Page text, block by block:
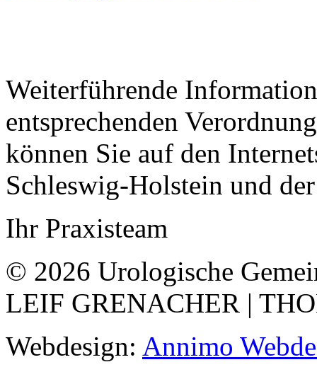
Weiterführende
entsprechenden
können Sie auf den
Schleswig-Holstein und
Ihr Praxisteam
© 2026 Urologische
LEIF GRENACHER |
Webdesign: Annimo